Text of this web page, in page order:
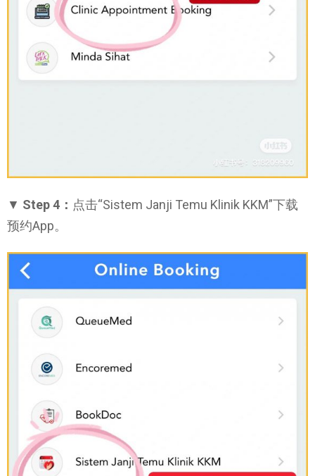
▼ Step 4： 点击“Sistem Janji Temu Klinik KKM”下载
预约App。